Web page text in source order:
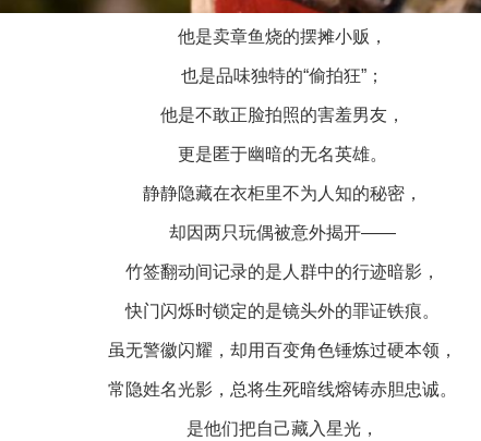
他是卖章鱼烧的摆摊小贩，
也是品味独特的“偷拍狂”；
他是不敢正脸拍照的害羞男友，
更是匿于幽暗的无名英雄。
静静隐藏在衣柜里不为人知的秘密，
却因两只玩偶被意外揭开——
竹签翻动间记录的是人群中的行迹暗影，
快门闪烁时锁定的是镜头外的罪证铁痕。
虽无警徽闪耀，却用百变角色锤炼过硬本领，
常隐姓名光影，总将生死暗线熔铸赤胆忠诚。
是他们把自己藏入星光，
一纸欠条伤亲情 巡回调解促和解..